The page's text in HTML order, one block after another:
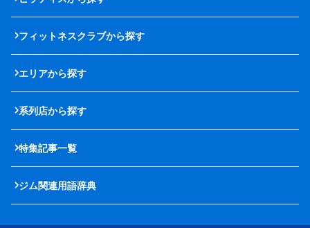
フィットネスクラブから探す
エリアから探す
系列店から探す
特集記事一覧
ジム関連用語辞典